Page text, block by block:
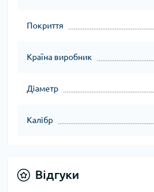
Покриття
Країна виробник
Діаметр
Калібр
Відгуки